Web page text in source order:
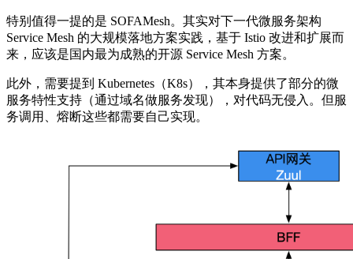
特别值得一提的是 SOFAMesh。其实对下一代微服务架构
Service Mesh 的大规模落地方案实践，基于 Istio 改进和扩展而
来，应该是国内最为成熟的开源 Service Mesh 方案。
此外，需要提到 Kubernetes（K8s），其本身提供了部分的微
服务特性支持（通过域名做服务发现），对代码无侵入。但服
务调用、熔断这些都需要自己实现。